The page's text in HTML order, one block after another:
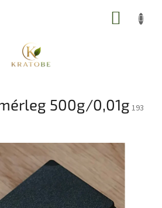
KOSÁR
500g/0,01g193